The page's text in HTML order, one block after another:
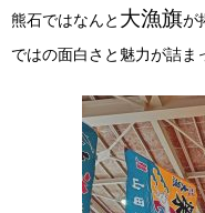
熊石ではなんと 大漁旗が
ではの面白さと魅力が詰ま